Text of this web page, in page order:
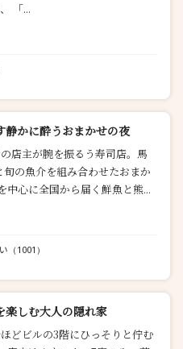
次々と登場 20kg超えの天草クエ、 「...
静かに酔うおまかせの夜
店主が腕を振るう寿司店。馬
の魚介を組み合わせたおまか
る特別な一軒。 天草を中心に全国から届く鮮魚と熊...
（1001）
楽しむ大人の隠れ家
どビルの3階にひっそりと佇む